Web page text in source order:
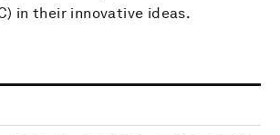
in their innovative ideas.